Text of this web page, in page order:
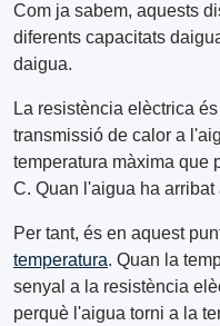
Com ja sabem, aquests
diferents capacitats
daigua.
La resistència elèctrica
transmissió de calor a
temperatura màxima que
C. Quan l'aigua ha
Per tant, és en aquest
temperatura. Quan la
senyal a la resistència
perquè l'aigua torni a la